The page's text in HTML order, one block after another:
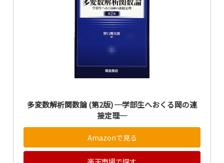
多変数解析関数論 (第2版) ─学部生へおくる岡の連
接定理─
Amazonで見る